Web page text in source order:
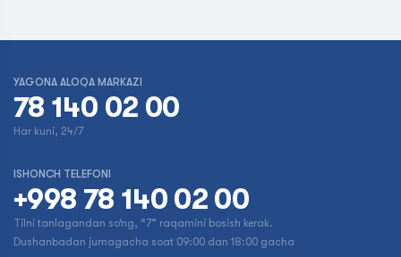
YAGONA ALOQA MARKAZI
78 140 02 00
Har kuni, 24/7
ISHONCH TELEFONI
+998 78 140 02 00
Tilni tanlagandan so‘ng, “7” raqamini bosish kerak.
Dushanbadan jumagacha soat 09:00 dan 18:00 gacha